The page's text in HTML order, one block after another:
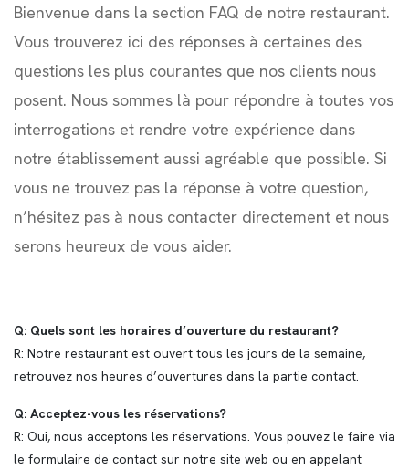
Bienvenue dans la section FAQ de notre restaurant.
Vous trouverez ici des réponses à certaines des
questions les plus courantes que nos clients nous
posent. Nous sommes là pour répondre à toutes vos
interrogations et rendre votre expérience dans
notre établissement aussi agréable que possible. Si
vous ne trouvez pas la réponse à votre question,
n’hésitez pas à nous contacter directement et nous
serons heureux de vous aider.
Q: Quels sont les horaires d’ouverture du restaurant?
R: Notre restaurant est ouvert tous les jours de la semaine,
retrouvez nos heures d’ouvertures dans la partie contact.
Q: Acceptez-vous les réservations?
R: Oui, nous acceptons les réservations. Vous pouvez le faire via
le formulaire de contact sur notre site web ou en appelant